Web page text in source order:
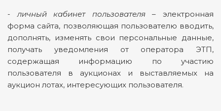
- личный кабинет пользователя– электронная
форма сайта, позволяющая пользователю вводить,
дополнять, изменять свои персональные данные,
получать уведомления от оператора ЭТП,
содержащая информацию по участию
пользователя в аукционах и выставляемых на
аукцион лотах, интересующих пользователя.